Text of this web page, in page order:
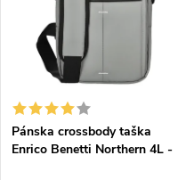
Pánska crossbody taška
Enrico Benetti Northern 4L -